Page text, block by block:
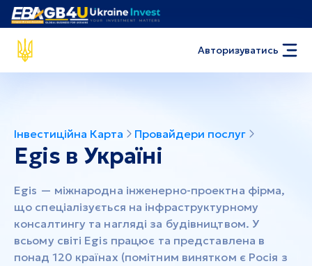
Авторизуватись
Інвестиційна Карта Провайдери послуг
Egis в Україні
Egis — міжнародна інженерно-проектна фірма,
що спеціалізується на інфраструктурному
консалтингу та нагляді за будівництвом. У
всьому світі Egis працює та представлена ​​в
понад 120 країнах (помітним винятком є ​​Росія з